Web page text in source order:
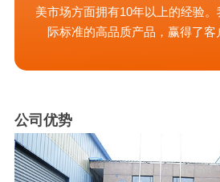
美市场方面拥有10年以上的经验
际标准的高品质产品，赢得了客
公司优势